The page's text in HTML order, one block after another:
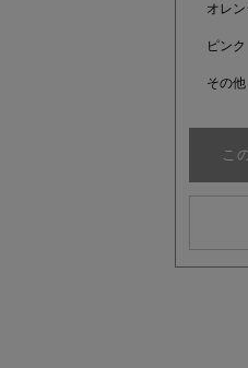
オレン
ピンク
その他
こ